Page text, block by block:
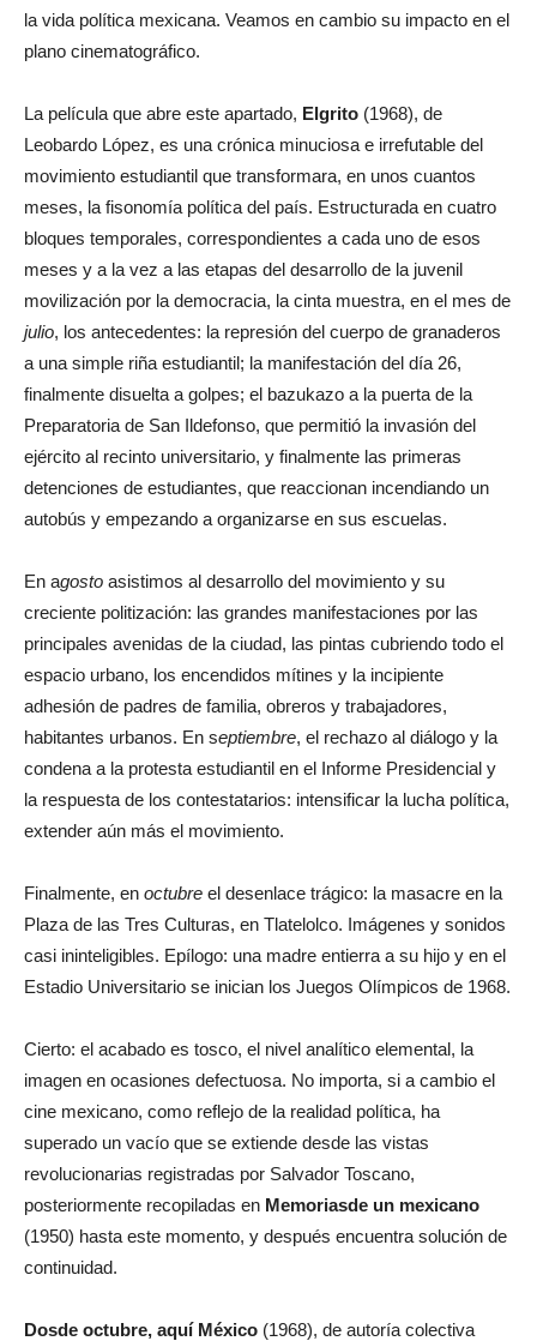
la vida política mexicana. Veamos en cambio su impacto en el
plano cinematográfico.
La película que abre este apartado, Elgrito (1968), de
Leobardo López, es una crónica minuciosa e irrefutable del
movimiento estudiantil que transformara, en unos cuantos
meses, la fisonomía política del país. Estructurada en cuatro
bloques temporales, correspondientes a cada uno de esos
meses y a la vez a las etapas del desarrollo de la juvenil
movilización por la democracia, la cinta muestra, en el mes de
julio, los antecedentes: la represión del cuerpo de granaderos
a una simple riña estudiantil; la manifestación del día 26,
finalmente disuelta a golpes; el bazukazo a la puerta de la
Preparatoria de San Ildefonso, que permitió la invasión del
ejército al recinto universitario, y finalmente las primeras
detenciones de estudiantes, que reaccionan incendiando un
autobús y empezando a organizarse en sus escuelas.
En agosto asistimos al desarrollo del movimiento y su
creciente politización: las grandes manifestaciones por las
principales avenidas de la ciudad, las pintas cubriendo todo el
espacio urbano, los encendidos mítines y la incipiente
adhesión de padres de familia, obreros y trabajadores,
habitantes urbanos. En septiembre, el rechazo al diálogo y la
condena a la protesta estudiantil en el Informe Presidencial y
la respuesta de los contestatarios: intensificar la lucha política,
extender aún más el movimiento.
Finalmente, en octubre el desenlace trágico: la masacre en la
Plaza de las Tres Culturas, en Tlatelolco. Imágenes y sonidos
casi ininteligibles. Epílogo: una madre entierra a su hijo y en el
Estadio Universitario se inician los Juegos Olímpicos de 1968.
Cierto: el acabado es tosco, el nivel analítico elemental, la
imagen en ocasiones defectuosa. No importa, si a cambio el
cine mexicano, como reflejo de la realidad política, ha
superado un vacío que se extiende desde las vistas
revolucionarias registradas por Salvador Toscano,
posteriormente recopiladas en Memoriasde un mexicano
(1950) hasta este momento, y después encuentra solución de
continuidad.
Dosde octubre, aquí México (1968), de autoría colectiva